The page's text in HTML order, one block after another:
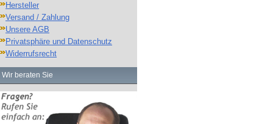
Hersteller
Versand / Zahlung
Unsere AGB
Privatsphäre und Datenschutz
Widerrufsrecht
Wir beraten Sie